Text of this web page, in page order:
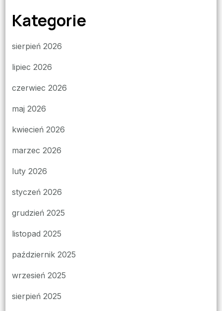
Kategorie
sierpień 2026
lipiec 2026
czerwiec 2026
maj 2026
kwiecień 2026
marzec 2026
luty 2026
styczeń 2026
grudzień 2025
listopad 2025
październik 2025
wrzesień 2025
sierpień 2025